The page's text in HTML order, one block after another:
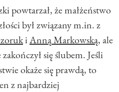
powtarzał, że małżeństwo
był związany m.in. z
iAnną Markowską, ale
się ślubem. Jeśli
okaże się prawdą, to
z najbardziej